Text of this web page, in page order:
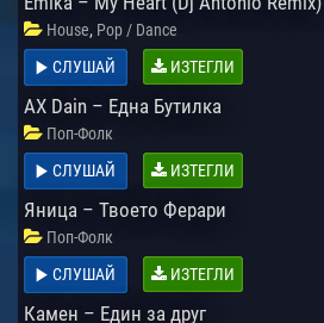
House, Pop / Dance
СЛУШАЙ
ИЗТЕГЛИ
AX Dain – Една Бутилка
Поп-Фолк
СЛУШАЙ
ИЗТЕГЛИ
Яница – Твоето Ферари
Поп-Фолк
СЛУШАЙ
ИЗТЕГЛИ
Камен – Един за друг